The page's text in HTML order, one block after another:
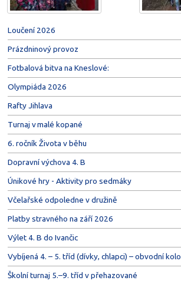
Loučení 2026
Prázdninový provoz
Fotbalová bitva na Kneslové:
Olympiáda 2026
Rafty Jihlava
Turnaj v malé kopané
6. ročník Života v běhu
Dopravní výchova 4. B
Únikové hry - Aktivity pro sedmáky
Včelařské odpoledne v družině
Platby stravného na září 2026
Výlet 4. B do Ivančic
Vybíjená 4. – 5. tříd (dívky, chlapci) – obvodní kolo
Školní turnaj 5.–9. tříd v přehazované